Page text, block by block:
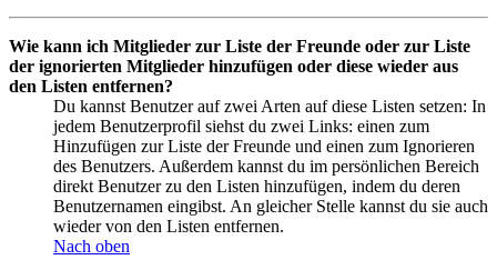
Wie kann ich Mitglieder zur Liste der Freunde oder zur Liste
der ignorierten Mitglieder hinzufügen oder diese wieder aus
den Listen entfernen?
Du kannst Benutzer auf zwei Arten auf diese Listen setzen: In
jedem Benutzerprofil siehst du zwei Links: einen zum
Hinzufügen zur Liste der Freunde und einen zum Ignorieren
des Benutzers. Außerdem kannst du im persönlichen Bereich
direkt Benutzer zu den Listen hinzufügen, indem du deren
Benutzernamen eingibst. An gleicher Stelle kannst du sie auch
wieder von den Listen entfernen.
Nach oben